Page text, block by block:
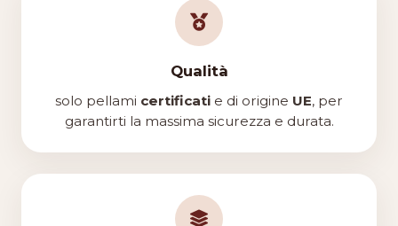
Qualità
solo pellami certificati e di origine UE, per
garantirti la massima sicurezza e durata.